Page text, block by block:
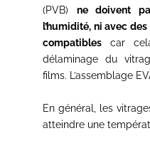
(PVB) ne doivent
l’humidité, ni avec
compatibles car
délaminage du
films. L’assemblage
En général, les
atteindre une